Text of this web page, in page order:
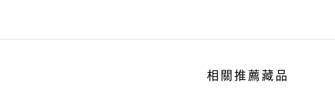
相關推薦藏品